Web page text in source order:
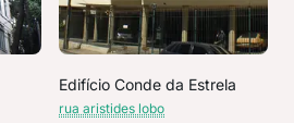
Edifício Conde da Estrela
rua aristides lobo